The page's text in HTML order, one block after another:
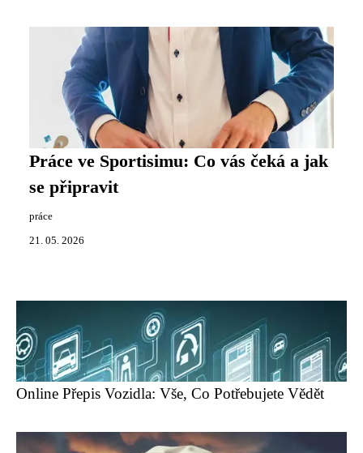
Práce ve Sportisimu: Co vás čeká a jak
se připravit
práce
21. 05. 2026
Online Přepis Vozidla: Vše, Co Potřebujete Vědět